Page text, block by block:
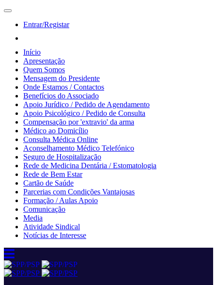
Entrar/Registar
Início
Apresentação
Quem Somos
Mensagem do Presidente
Onde Estamos / Contactos
Benefícios do Associado
Apoio Jurídico / Pedido de Agendamento
Apoio Psicológico / Pedido de Consulta
Compensação por 'extravio' da arma
Médico ao Domicílio
Consulta Médica Online
Aconselhamento Médico Telefónico
Seguro de Hospitalização
Rede de Medicina Dentária / Estomatologia
Rede de Bem Estar
Cartão de Saúde
Parcerias com Condições Vantajosas
Formação / Aulas Apoio
Comunicação
Media
Atividade Sindical
Notícias de Interesse